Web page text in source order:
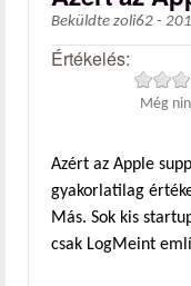
Beküldte zoli62 -
Értékelés:
Még
Azért az Apple
gyakorlatilag
Más. Sok kis
csak LogMeint